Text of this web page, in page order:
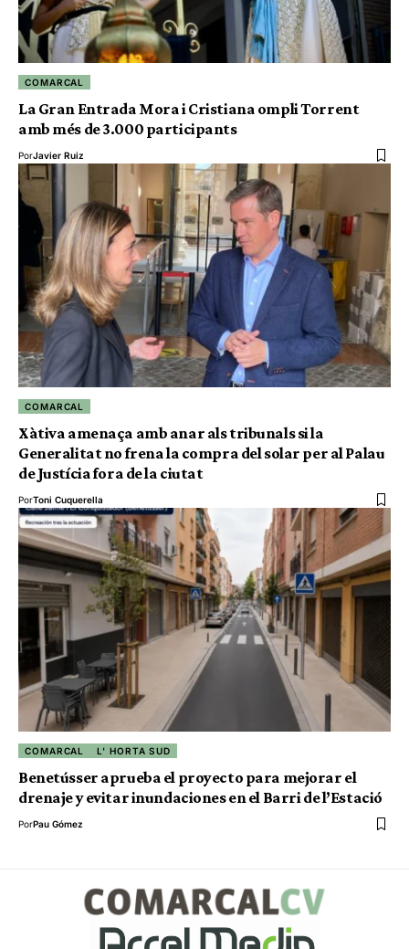
COMARCAL
La Gran Entrada Mora i Cristiana ompli Torrent
amb més de 3.000 participants
PorJavier Ruiz
COMARCAL
Xàtiva amenaça amb anar als tribunals si la
Generalitat no frena la compra del solar per al Palau
de Justícia fora de la ciutat
PorToni Cuquerella
COMARCAL L' HORTA SUD
Benetússer aprueba el proyecto para mejorar el
drenaje y evitar inundaciones en el Barri de l’Estació
PorPau Gómez